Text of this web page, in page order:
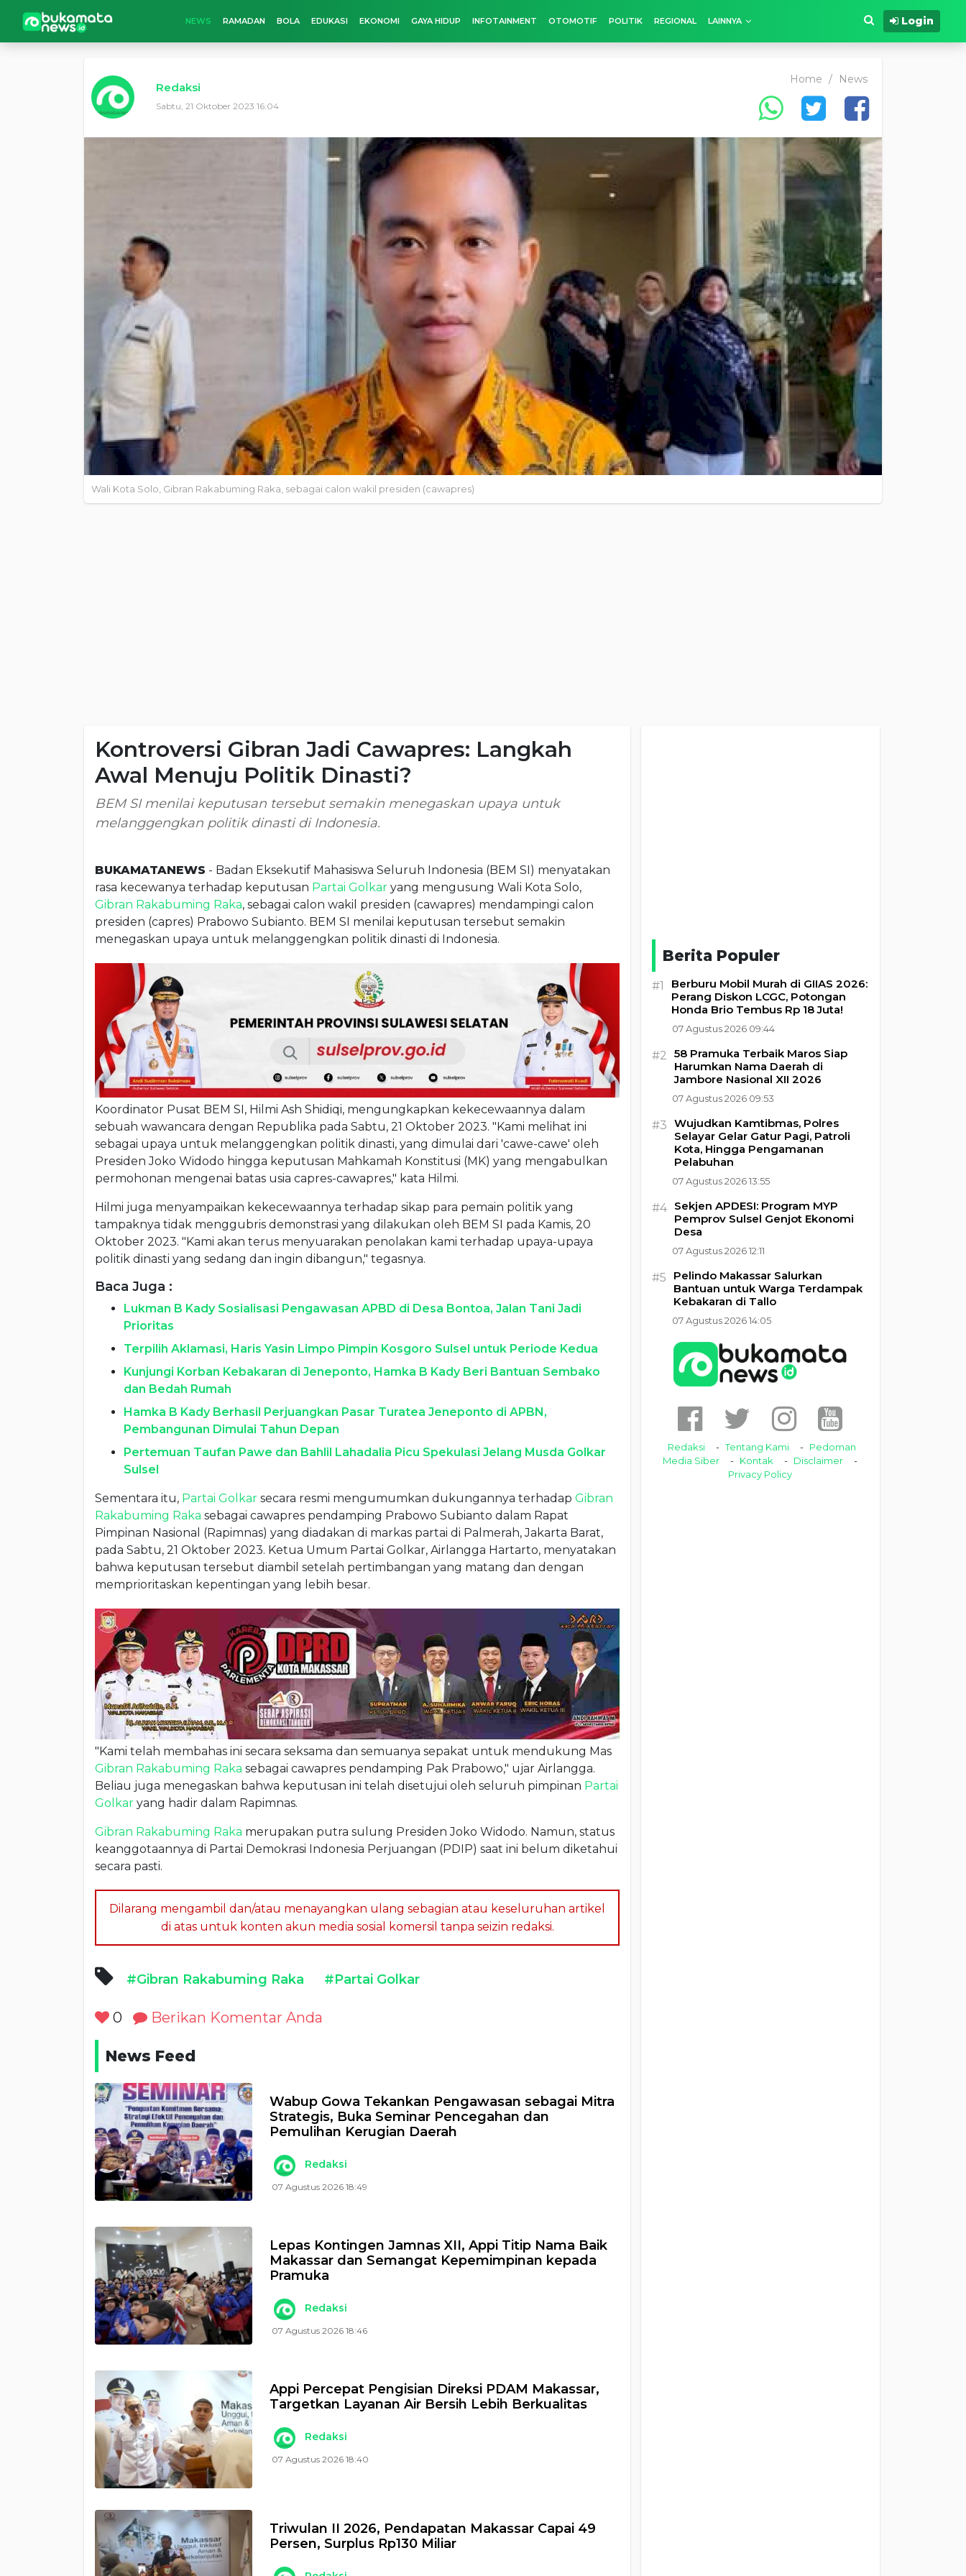
NEWS RAMADAN BOLA EDUKASI EKONOMI GAYA HIDUP INFOTAINMENT OTOMOTIF POLITIK REGIONAL LAINNYA Login
Redaksi
Sabtu, 21 Oktober 2023 16:04
Home / News
Wali Kota Solo, Gibran Rakabuming Raka, sebagai calon wakil presiden (cawapres)
Kontroversi Gibran Jadi Cawapres: Langkah
Awal Menuju Politik Dinasti?
BEM SI menilai keputusan tersebut semakin menegaskan upaya untuk
melanggengkan politik dinasti di Indonesia.
BUKAMATANEWS - Badan Eksekutif Mahasiswa Seluruh Indonesia (BEM SI) menyatakan
rasa kecewanya terhadap keputusan Partai Golkar yang mengusung Wali Kota Solo,
Gibran Rakabuming Raka, sebagai calon wakil presiden (cawapres) mendampingi calon
presiden (capres) Prabowo Subianto. BEM SI menilai keputusan tersebut semakin
menegaskan upaya untuk melanggengkan politik dinasti di Indonesia.
Koordinator Pusat BEM SI, Hilmi Ash Shidiqi, mengungkapkan kekecewaannya dalam
sebuah wawancara dengan Republika pada Sabtu, 21 Oktober 2023. "Kami melihat ini
sebagai upaya untuk melanggengkan politik dinasti, yang dimulai dari 'cawe-cawe' oleh
Presiden Joko Widodo hingga keputusan Mahkamah Konstitusi (MK) yang mengabulkan
permohonan mengenai batas usia capres-cawapres," kata Hilmi.
Hilmi juga menyampaikan kekecewaannya terhadap sikap para pemain politik yang
tampaknya tidak menggubris demonstrasi yang dilakukan oleh BEM SI pada Kamis, 20
Oktober 2023. "Kami akan terus menyuarakan penolakan kami terhadap upaya-upaya
politik dinasti yang sedang dan ingin dibangun," tegasnya.
Baca Juga :
Lukman B Kady Sosialisasi Pengawasan APBD di Desa Bontoa, Jalan Tani Jadi
Prioritas
Terpilih Aklamasi, Haris Yasin Limpo Pimpin Kosgoro Sulsel untuk Periode Kedua
Kunjungi Korban Kebakaran di Jeneponto, Hamka B Kady Beri Bantuan Sembako
dan Bedah Rumah
Hamka B Kady Berhasil Perjuangkan Pasar Turatea Jeneponto di APBN,
Pembangunan Dimulai Tahun Depan
Pertemuan Taufan Pawe dan Bahlil Lahadalia Picu Spekulasi Jelang Musda Golkar
Sulsel
Sementara itu, Partai Golkar secara resmi mengumumkan dukungannya terhadap Gibran
Rakabuming Raka sebagai cawapres pendamping Prabowo Subianto dalam Rapat
Pimpinan Nasional (Rapimnas) yang diadakan di markas partai di Palmerah, Jakarta Barat,
pada Sabtu, 21 Oktober 2023. Ketua Umum Partai Golkar, Airlangga Hartarto, menyatakan
bahwa keputusan tersebut diambil setelah pertimbangan yang matang dan dengan
memprioritaskan kepentingan yang lebih besar.
"Kami telah membahas ini secara seksama dan semuanya sepakat untuk mendukung Mas
Gibran Rakabuming Raka sebagai cawapres pendamping Pak Prabowo," ujar Airlangga.
Beliau juga menegaskan bahwa keputusan ini telah disetujui oleh seluruh pimpinan Partai
Golkar yang hadir dalam Rapimnas.
Gibran Rakabuming Raka merupakan putra sulung Presiden Joko Widodo. Namun, status
keanggotaannya di Partai Demokrasi Indonesia Perjuangan (PDIP) saat ini belum diketahui
secara pasti.
Dilarang mengambil dan/atau menayangkan ulang sebagian atau keseluruhan artikel
di atas untuk konten akun media sosial komersil tanpa seizin redaksi.
#Gibran Rakabuming Raka #Partai Golkar
0 Berikan Komentar Anda
News Feed
Wabup Gowa Tekankan Pengawasan sebagai Mitra
Strategis, Buka Seminar Pencegahan dan
Pemulihan Kerugian Daerah
Redaksi
07 Agustus 2026 18:49
Lepas Kontingen Jamnas XII, Appi Titip Nama Baik
Makassar dan Semangat Kepemimpinan kepada
Pramuka
Redaksi
07 Agustus 2026 18:46
Appi Percepat Pengisian Direksi PDAM Makassar,
Targetkan Layanan Air Bersih Lebih Berkualitas
Redaksi
07 Agustus 2026 18:40
Triwulan II 2026, Pendapatan Makassar Capai 49
Persen, Surplus Rp130 Miliar
Berita Populer
#1
Berburu Mobil Murah di GIIAS 2026:
Perang Diskon LCGC, Potongan
Honda Brio Tembus Rp 18 Juta!
07 Agustus 2026 09:44
#2 58 Pramuka Terbaik Maros Siap
Harumkan Nama Daerah di
Jambore Nasional XII 2026
07 Agustus 2026 09:53
#3 Wujudkan Kamtibmas, Polres
Selayar Gelar Gatur Pagi, Patroli
Kota, Hingga Pengamanan
Pelabuhan
07 Agustus 2026 13:55
#4 Sekjen APDESI: Program MYP
Pemprov Sulsel Genjot Ekonomi
Desa
07 Agustus 2026 12:11
#5
Pelindo Makassar Salurkan
Bantuan untuk Warga Terdampak
Kebakaran di Tallo
07 Agustus 2026 14:05
Redaksi Tentang Kami
Pedoman
Media Siber
Kontak
Disclaimer
Privacy Policy